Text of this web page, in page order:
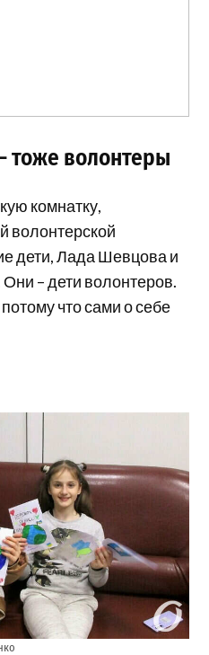
тоже волонтеры
комнатку,
волонтерской
дети, Лада Шевцова и
– дети волонтеров.
что сами о себе